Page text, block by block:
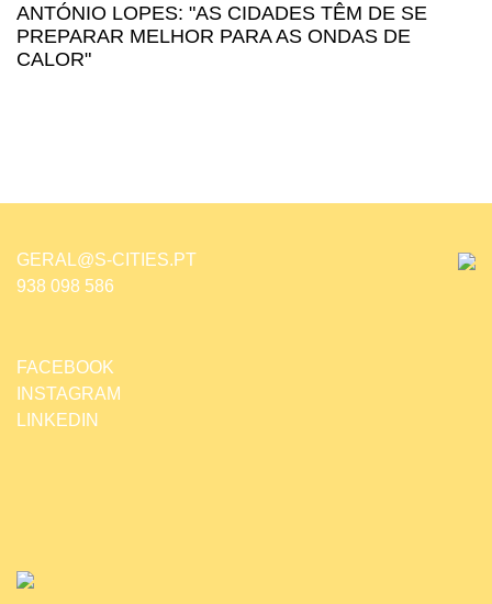
ANTÓNIO LOPES: "AS CIDADES TÊM DE SE
PREPARAR MELHOR PARA AS ONDAS DE
CALOR"
GERAL@S-CITIES.PT
938 098 586
FACEBOOK
INSTAGRAM
LINKEDIN